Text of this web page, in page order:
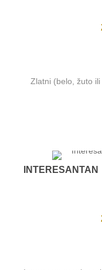
Zlatni (belo, žuto